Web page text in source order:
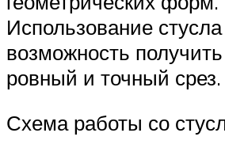
Использование
возможность
ровный и точный срез.
Схема работы со